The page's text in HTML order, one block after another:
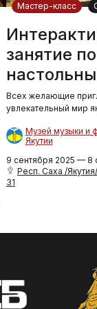
Мастер-класс
занятие
Всех желающие
увлекательный мир
Музей музыки и
Якутии
9 сентября 2025 — 8
Респ. Саха /
31